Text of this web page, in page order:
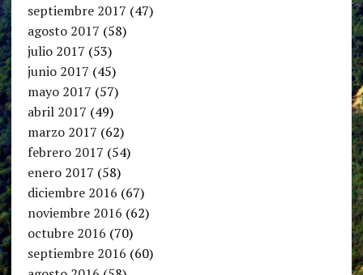
septiembre 2017 (47)
agosto 2017 (58)
julio 2017 (53)
junio 2017 (45)
mayo 2017 (57)
abril 2017 (49)
marzo 2017 (62)
febrero 2017 (54)
enero 2017 (58)
diciembre 2016 (67)
noviembre 2016 (62)
octubre 2016 (70)
septiembre 2016 (60)